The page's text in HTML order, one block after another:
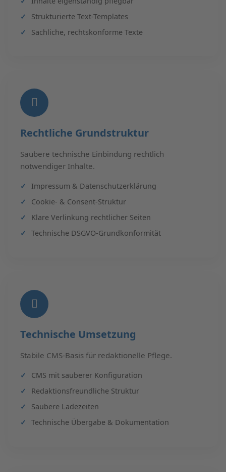
Strukturierte Text-Templates
Sachliche, rechtskonforme Texte
Rechtliche Grundstruktur
Saubere technische Einbindung rechtlich
notwendiger Inhalte.
Impressum & Datenschutzerklärung
Cookie- & Consent-Struktur
Klare Verlinkung rechtlicher Seiten
Technische DSGVO-Grundkonformität
Technische Umsetzung
Stabile CMS-Basis für redaktionelle Pflege.
CMS mit sauberer Konfiguration
Redaktionsfreundliche Struktur
Saubere Ladezeiten
Technische Übergabe & Dokumentation